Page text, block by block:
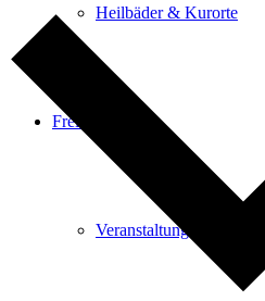
Heilbäder & Kurorte
Freizeit
Veranstaltungskalender